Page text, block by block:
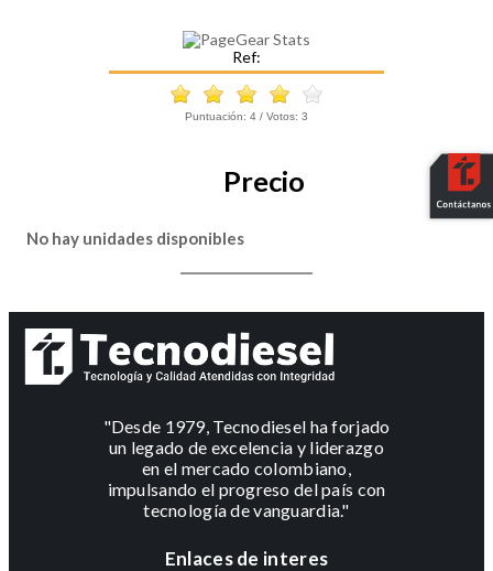
Ref:
Puntuación: 4 / Votos: 3
Precio
No hay unidades disponibles
"Desde 1979, Tecnodiesel ha forjado
un legado de excelencia y liderazgo
en el mercado colombiano,
impulsando el progreso del país con
tecnología de vanguardia."
Enlaces de interes